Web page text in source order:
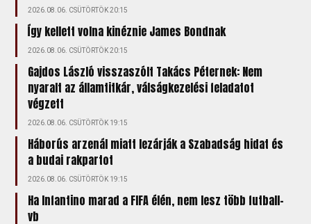
2026.08.06. CSÜTÖRTÖK 20:15
Így kellett volna kinéznie James Bondnak
2026.08.06. CSÜTÖRTÖK 20:15
Gajdos László visszaszólt Takács Péternek: Nem
nyaralt az államtitkár, válságkezelési feladatot
végzett
2026.08.06. CSÜTÖRTÖK 19:15
Háborús arzenál miatt lezárják a Szabadság hidat és
a budai rakpartot
2026.08.06. CSÜTÖRTÖK 19:15
Ha Infantino marad a FIFA élén, nem lesz több futball-
vb